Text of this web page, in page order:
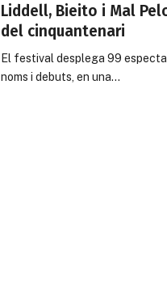
Liddell, Bieito i Mal
del cinquantenari
El festival desplega 99
noms i debuts, en una…